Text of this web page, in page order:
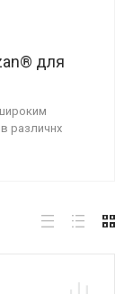
для
различнх